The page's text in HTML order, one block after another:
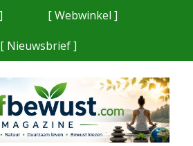
[ Webwinkel ]
[ Nieuwsbrief ]